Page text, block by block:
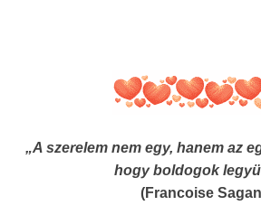
„A szerelem nem egy, hanem az
hogy boldogok
(Francoise